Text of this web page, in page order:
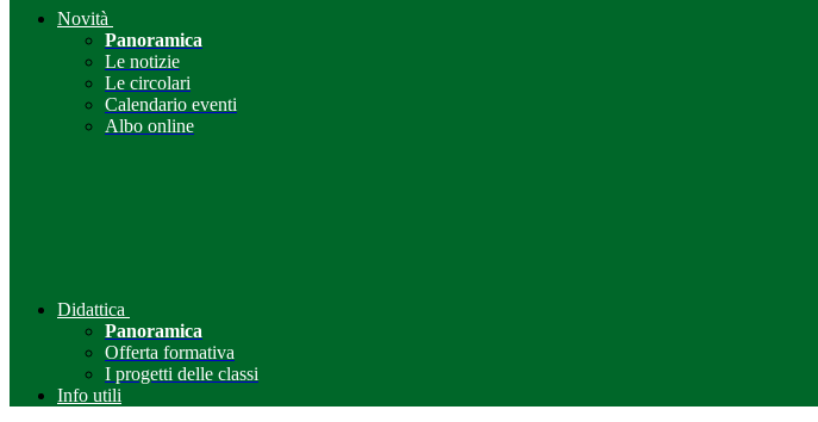
Novità
Panoramica
Le notizie
Le circolari
Calendario eventi
Albo online
Didattica
Panoramica
Offerta formativa
I progetti delle classi
Info utili